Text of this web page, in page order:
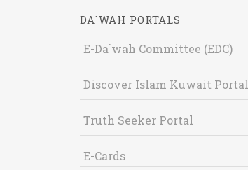
DA`WAH PORTALS
E-Da`wah Committee (EDC)
Discover Islam Kuwait Portal
Truth Seeker Portal
E-Cards